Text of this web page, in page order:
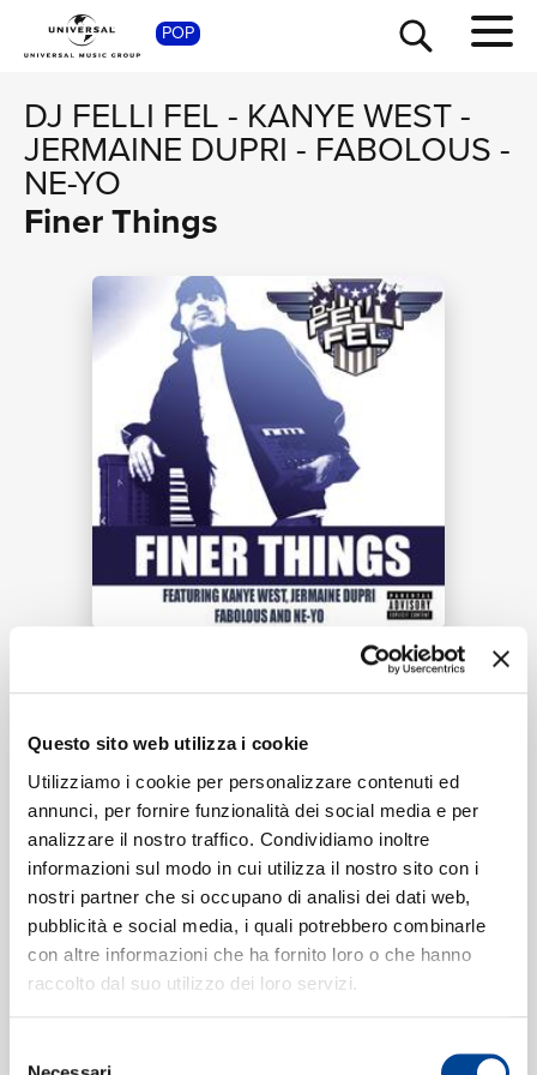
Questo sito web utilizza i cookie
Utilizziamo i cookie per personalizzare contenuti ed
annunci, per fornire funzionalità dei social media e per
analizzare il nostro traffico. Condividiamo inoltre
informazioni sul modo in cui utilizza il nostro sito con i
nostri partner che si occupano di analisi dei dati web,
pubblicità e social media, i quali potrebbero combinarle
con altre informazioni che ha fornito loro o che hanno
raccolto dal suo utilizzo dei loro servizi.
POP
DJ FELLI FEL- KANYE WEST-
JERMAINE DUPRI - FABOLOUS-
NE-YO
Finer Things
Finer Things(Album Version
(Explicit))
04:11
DJ Felli Fel, Kanye West, Jermaine Dupri, Fabolous, Ne-
Yo
Formati disponibili:
SHOP
TOUR
NEWS
RICERCA
CHI SIAMO
CONTATTI